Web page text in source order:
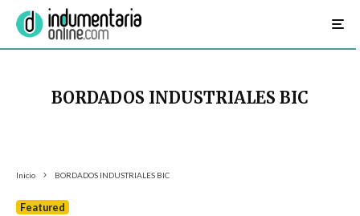
BORDADOS INDUSTRIALES BIC
Inicio BORDADOS INDUSTRIALES BIC
Featured